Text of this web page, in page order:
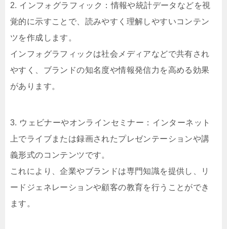
2. インフォグラフィック：情報や統計データなどを視
覚的に示すことで、読みやすく理解しやすいコンテン
ツを作成します。
インフォグラフィックは社会メディアなどで共有され
やすく、ブランドの知名度や情報発信力を高める効果
があります。
3. ウェビナーやオンラインセミナー：インターネット
上でライブまたは録画されたプレゼンテーションや講
義形式のコンテンツです。
これにより、企業やブランドは専門知識を提供し、リ
ードジェネレーションや顧客の教育を行うことができ
ます。